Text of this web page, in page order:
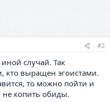
#2
случай. Так
кто выращен эгоистами.
то можно пойти и
не копить обиды.